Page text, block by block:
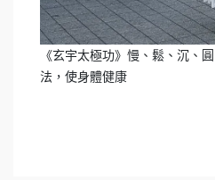
《玄宇太極功》慢、鬆、沉、
法，使身體健康